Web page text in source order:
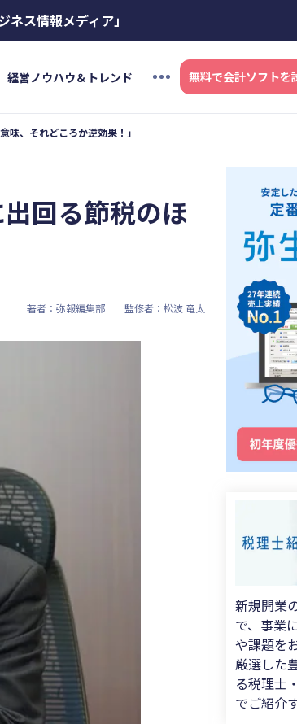
ネス情報メディア」
ンボイス #インボイス制度 #電子帳簿保存
調達
#DX #生産性向上
#
フトを試す
経営ノウハウ＆トレンド 無料で会計ソフトを
味、それどころか逆効果！」
回る節税のほ
著者：弥報編集部 監修者：松波 竜太
新規開業
で、事業
や課題を
厳選した
る税理士
でご紹介